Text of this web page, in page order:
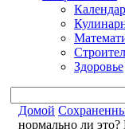
Здоровье
Домой
нормально ли